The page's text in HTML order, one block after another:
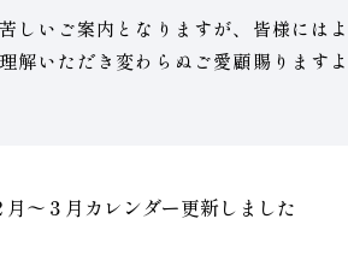
しいご案内となりますが、皆様には
解いただき変わらぬご愛顧賜ります
月〜３月カレンダー更新しました